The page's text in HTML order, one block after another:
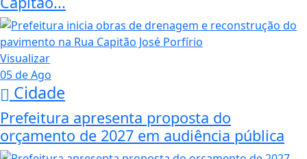
Visualizar
05 de Ago
Cidade
Prefeitura apresenta proposta do
orçamento de 2027 em audiência pública